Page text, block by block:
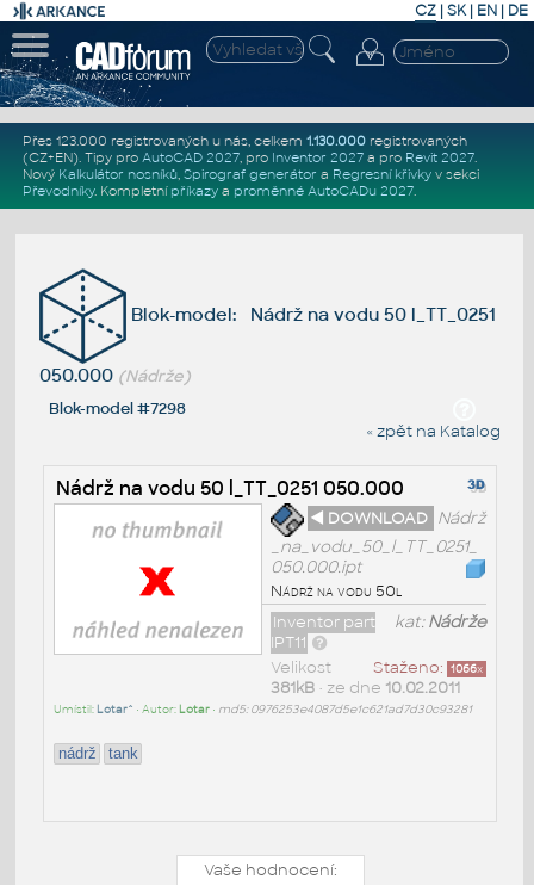
CZ | SK| EN | DE
Přes 123.000 registrovaných u nás, celkem 1.130.000registrovaných
(CZ+EN). Tipy pro AutoCAD 2027, pro Inventor 2027a pro Revit 2027.
Nový Kalkulátor nosníků, Spirograf generátor a Regresní křivkyv sekci
Převodníky. Kompletní příkazya proměnné AutoCADu 2027.
Blok-model: Nádrž na vodu 50 l_TT_0251
050.000 (Nádrže)
Blok-model #7298
« zpět na Katalog
Nádrž na vodu 50 l_TT_0251 050.000
◄ DOWNLOAD Nádrž
_na_vodu_50_l_TT_0251_
050.000.ipt
Nádrž na vodu 50l
kat:Nádrže
Inventor part
IPT11
Staženo: 1066x
Velikost
381kB• ze dne 10.02.2011
Umístil: Lotar^ • Autor: Lotar• md5: 0976253e4087d5e1c621ad7d30c93281
nádrž tank
Vaše hodnocení: